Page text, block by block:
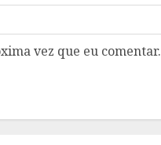
vez que eu comentar.